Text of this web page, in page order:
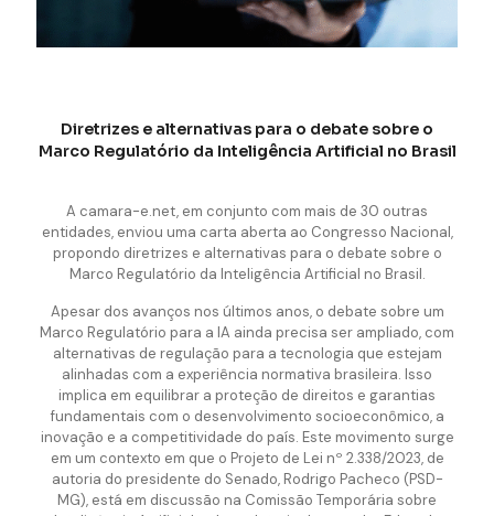
Diretrizes e alternativas para o debate sobre o
Marco Regulatório da Inteligência Artificial no Brasil
A camara-e.net, em conjunto com mais de 30 outras
entidades, enviou uma carta aberta ao Congresso Nacional,
propondo diretrizes e alternativas para o debate sobre o
Marco Regulatório da Inteligência Artificial no Brasil.
Apesar dos avanços nos últimos anos, o debate sobre um
Marco Regulatório para a IA ainda precisa ser ampliado, com
alternativas de regulação para a tecnologia que estejam
alinhadas com a experiência normativa brasileira. Isso
implica em equilibrar a proteção de direitos e garantias
fundamentais com o desenvolvimento socioeconômico, a
inovação e a competitividade do país. Este movimento surge
em um contexto em que o Projeto de Lei nº 2.338/2023, de
autoria do presidente do Senado, Rodrigo Pacheco (PSD-
MG), está em discussão na Comissão Temporária sobre